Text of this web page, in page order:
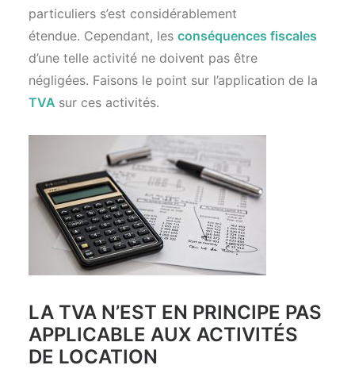
particuliers s’est considérablement
étendue. Cependant, les conséquences fiscales
d’une telle activité ne doivent pas être
négligées. Faisons le point sur l’application de la
TVA sur ces activités.
LA TVA N’EST EN PRINCIPE PAS
APPLICABLE AUX ACTIVITÉS
DE LOCATION